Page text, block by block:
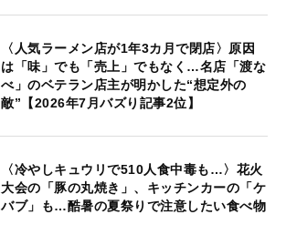
〈人気ラーメン店が1年3カ月で閉店〉原因
は「味」でも「売上」でもなく…名店「渡な
べ」のベテラン店主が明かした“想定外の
敵”【2026年7月バズり記事2位】
〈冷やしキュウリで510人食中毒も…〉花火
大会の「豚の丸焼き」、キッチンカーの「ケ
バブ」も…酷暑の夏祭りで注意したい食べ物